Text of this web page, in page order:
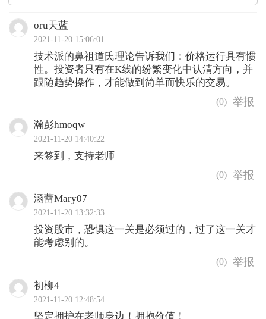
oru天蓝
2021-11-20 15:06:01
技术派的鼻祖道氏理论告诉我们：价格运行具有惯
性。投资者只有在K线的纷繁变化中认清方向，并
跟随趋势操作，才能做到简单而快乐的交易。
(0)
瀚彭hmoqw
2021-11-20 14:40:22
来签到，支持老师
(0)
涵蕾Mary07
2021-11-20 13:32:33
投资股市，恐惧这一关是必须过的，过了这一关才
能考虑别的。
(0)
初柳4
2021-11-20 12:48:54
坚定拥护在老师身边！拥抱价值！